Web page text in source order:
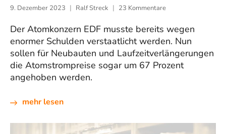
9. Dezember 2023 Ralf Streck 23 Kommentare
Der Atomkonzern EDF musste bereits wegen
enormer Schulden verstaatlicht werden. Nun
sollen für Neubauten und Laufzeitverlängerungen
die Atomstrompreise sogar um 67 Prozent
angehoben werden.
mehr lesen